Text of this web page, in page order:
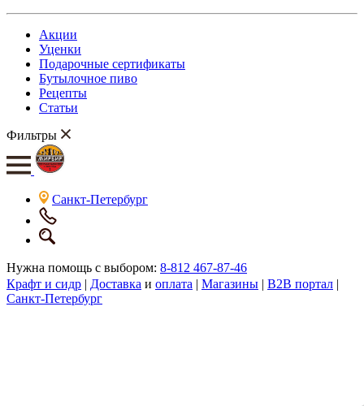
Акции
Уценки
Подарочные сертификаты
Бутылочное пиво
Рецепты
Статьи
Фильтры
Санкт-Петербург
Нужна помощь с выбором: 8-812 467-87-46
Крафт и сидр | Доставка и оплата | Магазины | B2B портал |
Санкт-Петербург